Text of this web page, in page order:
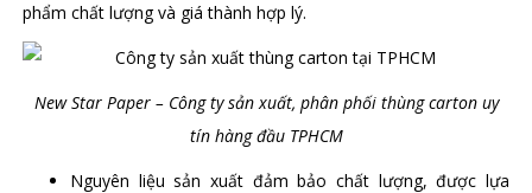
phẩm chất lượng và giá thành hợp lý.
New Star Paper – Công ty sản xuất, phân phối thùng carton uy
tín hàng đầu TPHCM
Nguyên liệu sản xuất đảm bảo chất lượng, được lựa